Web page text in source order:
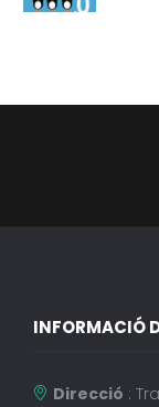
INFORMACIÓ
Direcció :